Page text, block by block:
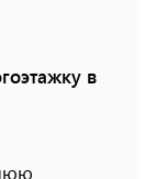
в